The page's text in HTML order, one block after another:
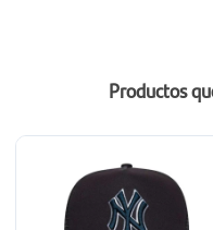
Productos